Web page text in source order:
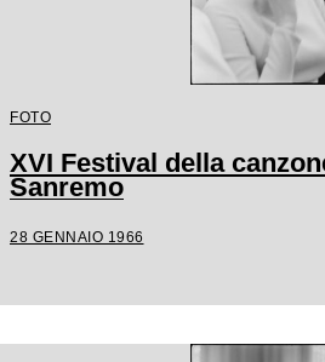
FOTO
XVI Festival della
Sanremo
28 GENNAIO 1966